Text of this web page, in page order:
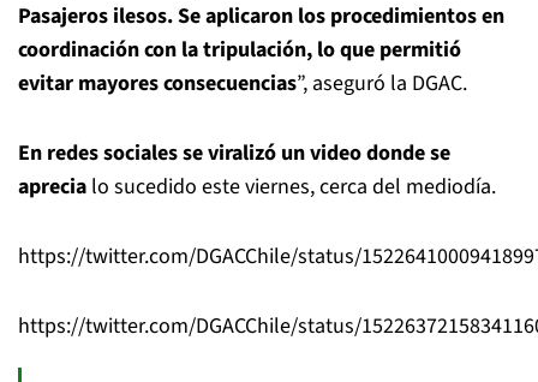
Pasajeros ilesos. Se aplicaron los procedimientos en
coordinación con la tripulación, lo que permitió
evitar mayores consecuencias”, aseguró la DGAC.
En redes sociales se viralizó un video donde se
aprecia lo sucedido este viernes, cerca del mediodía.
https://twitter.com/DGACChile/status/
https://twitter.com/DGACChile/status/